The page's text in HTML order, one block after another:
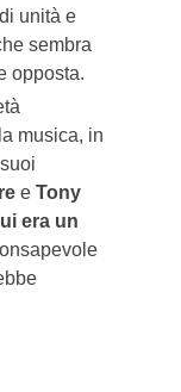
unità e
sembra
opposta.
musica, in
e Tony
era un